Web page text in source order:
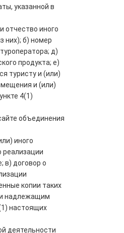
указанной в
отчество иного
них); б) номер
д)
продукта; е)
туристу и (или)
и (или)
4(1)
объединения
иного
реализации
в) договор о
копии таких
надлежащим
настоящих
деятельности